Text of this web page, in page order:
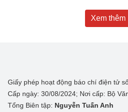
Xem thêm
Giấy phép hoạt động báo chí điện tử
Cấp ngày: 30/08/2024; Nơi cấp: Bộ
Tổng Biên tập: Nguyễn Tuấn Anh